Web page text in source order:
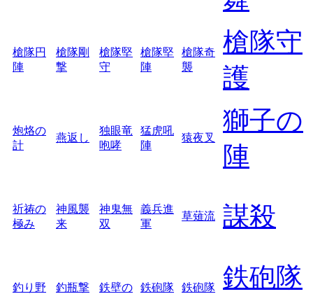
槍隊円
陣
槍隊剛
撃
槍隊堅
守
槍隊堅
陣
槍隊奇
襲
槍隊守
護
炮烙の
計
燕返し
独眼竜
咆哮
猛虎吼
陣
猿夜叉
獅子の
陣
祈祷の
極み
神風襲
来
神鬼無
双
義兵進
軍
草薙流 謀殺
釣り野
釣瓶撃
鉄壁の
鉄砲隊
鉄砲隊
鉄砲隊